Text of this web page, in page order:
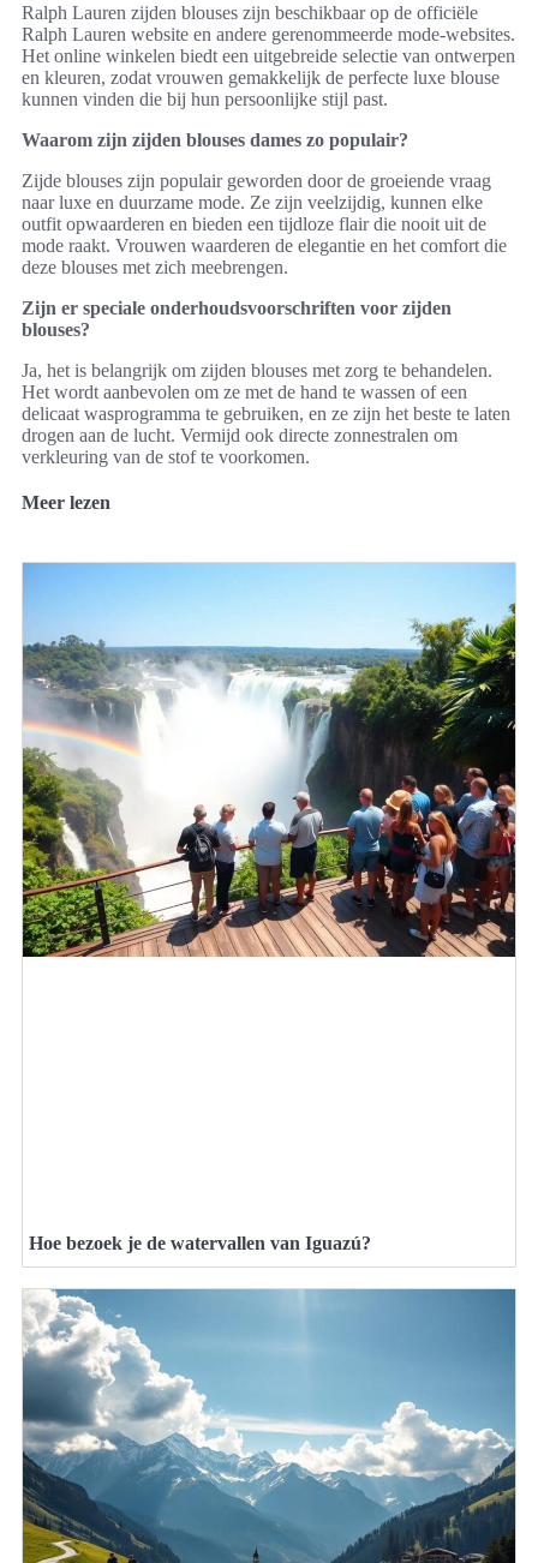
Ralph Lauren zijden blouses zijn beschikbaar op de officiële
Ralph Lauren website en andere gerenommeerde mode-websites.
Het online winkelen biedt een uitgebreide selectie van ontwerpen
en kleuren, zodat vrouwen gemakkelijk de perfecte luxe blouse
kunnen vinden die bij hun persoonlijke stijl past.
Waarom zijn zijden blouses dames zo populair?
Zijde blouses zijn populair geworden door de groeiende vraag
naar luxe en duurzame mode. Ze zijn veelzijdig, kunnen elke
outfit opwaarderen en bieden een tijdloze flair die nooit uit de
mode raakt. Vrouwen waarderen de elegantie en het comfort die
deze blouses met zich meebrengen.
Zijn er speciale onderhoudsvoorschriften voor zijden
blouses?
Ja, het is belangrijk om zijden blouses met zorg te behandelen.
Het wordt aanbevolen om ze met de hand te wassen of een
delicaat wasprogramma te gebruiken, en ze zijn het beste te laten
drogen aan de lucht. Vermijd ook directe zonnestralen om
verkleuring van de stof te voorkomen.
Meer lezen
Hoe bezoek je de watervallen van Iguazú?